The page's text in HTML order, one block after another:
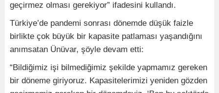
geçirmez olması gerekiyor” ifadesini kullandı.
Türkiye’de pandemi sonrası dönemde düşük faizle
birlikte çok büyük bir kapasite patlaması yaşandığını
anımsatan Ünüvar, şöyle devam etti:
“Bildiğimiz işi bilmediğimiz şekilde yapmamız gereken
bir döneme giriyoruz. Kapasitelerimizi yeniden gözden